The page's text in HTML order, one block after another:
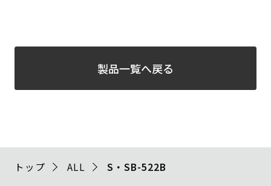
製品一覧へ戻る
トップ ALL S・SB-522B